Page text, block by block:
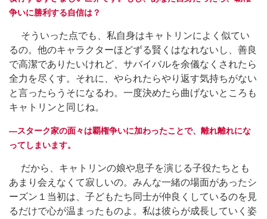
争いに勝利する自信は？
そういった点でも、私自身はキャトリンによく似てい
るの。他のキャラクターほどずる賢くはなれないし、善良
で高潔でありたいけれど、サバイバルを余儀なくされたら
全力を尽くす。それに、やられたらやり返す気持ちがない
と言ったらうそになるわ。一度決めたら曲げないところも
キャトリンと同じね。
―スターク家の面々は覇権争いに加わったことで、離れ離れにな
ってしまいます。
だから、キャトリンの娘や息子を演じる子役たちとも
あまり会えなくて寂しいの。みんな一緒の場面があったシ
ーズン１当初は、子どもたち同士が仲良くしているのを見
るだけで心が温まったものよ。私は彼らが成長していく姿